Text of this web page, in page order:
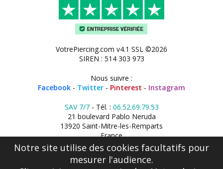
VotrePiercing.com v4.1 SSL ©2026
SIREN : 514 303 973
Nous suivre :
Facebook - Twitter - Pinterest - Instagram
SAV 7/7- Tél. : 06.52.69.79.53
21 boulevard Pablo Neruda
13920 Saint-Mitre-les-Remparts
France
Notre site utilise des cookies facultatifs pour
mesurer l'audience.